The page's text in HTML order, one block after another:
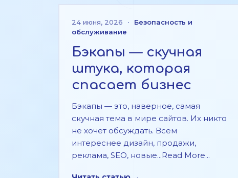
24 июня, 2026 ·
Безопасность и
обслуживание
Бэкапы — скучная
штука, которая
спасает бизнес
Бэкапы — это, наверное, самая
скучная тема в мире сайтов. Их никто
не хочет обсуждать. Всем
интереснее дизайн, продажи,
реклама, SEO, новые...Read More...